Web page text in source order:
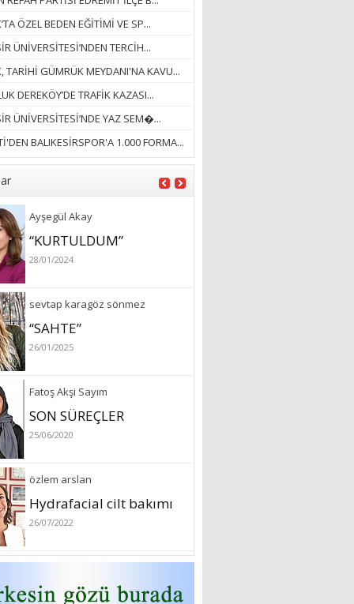
ÖZEL BEDEN EĞİTİMİ VE SP...
ÜNİVERSİTESİ’NDEN TERCİH...
TARİHİ GÜMRÜK MEYDANI'NA KAVU...
DEREKÖY’DE TRAFİK KAZASI...
ÜNİVERSİTESİ’NDE YAZ SEM�...
BALIKESİRSPOR'A 1.000 FORMA...
Ayşegül Akay
“KURTULDUM”
“SAHTE”
Fatoş Akşi Sayım
SON SÜREÇLER
25/06/2020
özlem arslan
Hydrafacial cilt bakımı
26/07/2022
Sibel Atam
“18 Mart Çanakkale
Zaferi” Denildiğinde Ne
Aleyna Gürsoy
“GELİŞ VE GİDİŞLERİN
ARASINDA...”
Fatma Zehra Köseley
MUSTAFA KEMALİN